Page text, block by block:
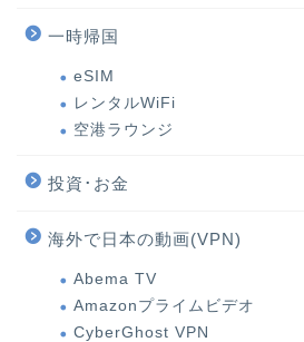
一時帰国
eSIM
レンタルWiFi
空港ラウンジ
投資･お金
海外で日本の動画(VPN)
Abema TV
Amazonプライムビデオ
CyberGhost VPN